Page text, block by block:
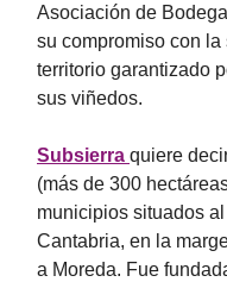
Asociación de
su compromiso con
territorio garantizado
sus viñedos.
Subsierra quiere
(más de 300
municipios situados
Cantabria, en la
a Moreda. Fue